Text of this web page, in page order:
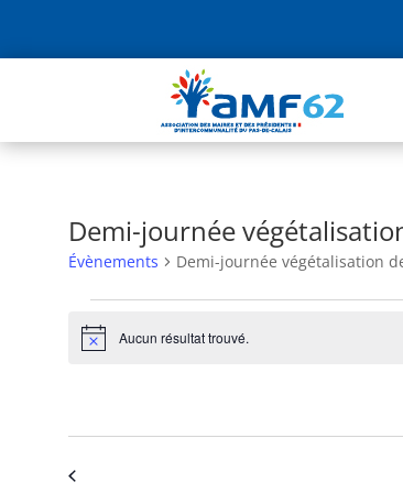
Demi-journée
Évènements Demi-journée végétalisation
Évènements
Notice Aucun résultat trouvé.
date.